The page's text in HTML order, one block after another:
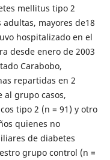
mellitus tipo 2
mayores de18
hospitalizado en el
desde enero de 2003
Carabobo,
repartidas en 2
al grupo casos,
tipo 2 (n = 91) y otro
quienes no
de diabetes
grupo control (n =